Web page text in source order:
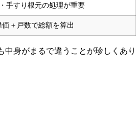
手すり根元の処理が重要
価＋戸数で総額を算出
身がまるで違うことが珍しくあり